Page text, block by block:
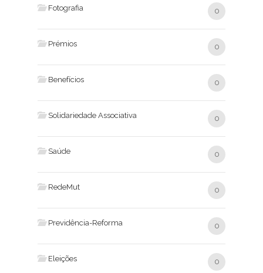
Fotografia 0
Prémios 0
Benefícios 0
Solidariedade Associativa 0
Saúde 0
RedeMut 0
Previdência-Reforma 0
Eleições 0